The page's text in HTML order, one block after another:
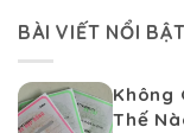
BÀI VIẾT NỔI BẬT
Không
Thế